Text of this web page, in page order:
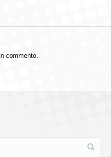
commento.